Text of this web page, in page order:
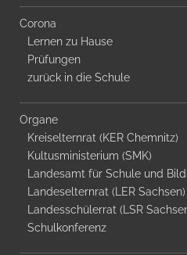
Corona
Lernen zu Hause
Prüfungen
zurück in die Schule
Organe
Kreiselternrat (KER Chemnitz)
Kultusministerium (SMK)
Landesamt für Schule und
Landeselternrat (LER Sachsen)
Landesschülerrat (LSR
Schulkonferenz